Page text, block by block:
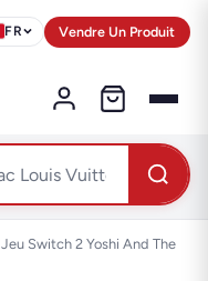
FR Vendre Un Produit
Jeu Switch 2 Yoshi And The